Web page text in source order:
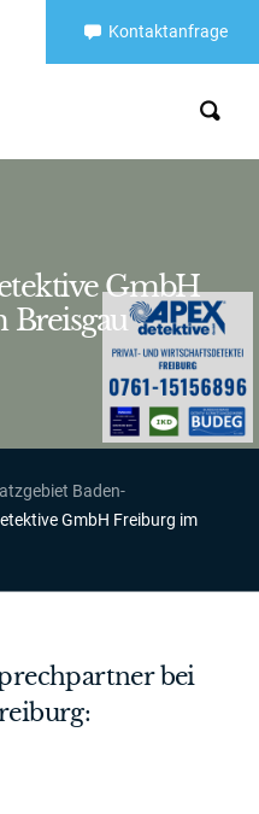
Kontaktanfrage
GmbH
Breisgau
Baden-
GmbH Freiburg im
bei